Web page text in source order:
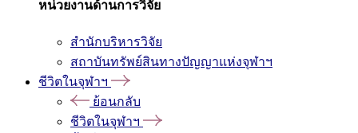
หน่วยงานด้านการวิจัย
สำนักบริหารวิจัย
สถาบันทรัพย์สินทางปัญญาแห่งจุฬาฯ
ชีวิตในจุฬาฯ
ย้อนกลับ
ชีวิตในจุฬาฯ